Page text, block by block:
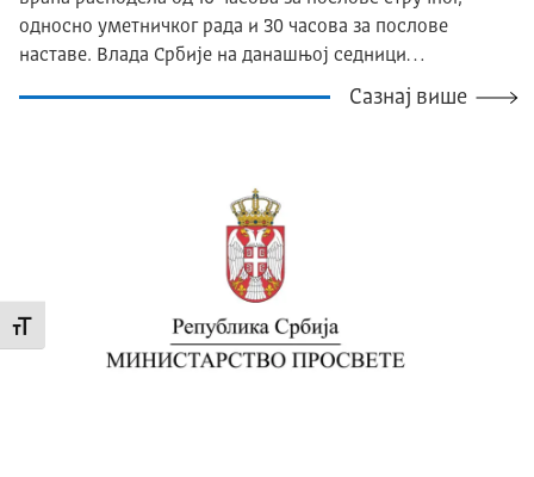
Промени величину слова
односно уметничког рада и 30 часова за послове
наставе. Влада Србије на данашњој седници…
Сазнај више